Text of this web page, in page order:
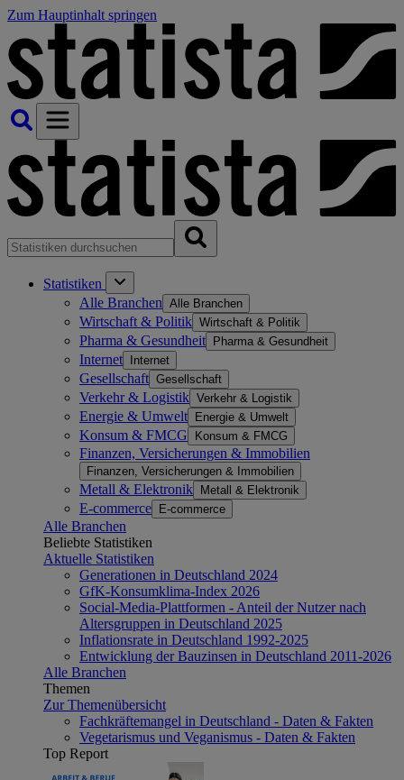
Zum Hauptinhalt springen
Statistiken
Alle Branchen Alle Branchen
Wirtschaft & Politik Wirtschaft & Politik
Pharma & Gesundheit Pharma & Gesundheit
Internet Internet
Gesellschaft Gesellschaft
Verkehr & Logistik Verkehr & Logistik
Energie & Umwelt Energie & Umwelt
Konsum & FMCG Konsum & FMCG
Finanzen, Versicherungen & Immobilien
Finanzen, Versicherungen & Immobilien
Metall & Elektronik Metall & Elektronik
E-commerce E-commerce
Alle Branchen
Beliebte Statistiken
Aktuelle Statistiken
Generationen in Deutschland 2024
GfK-Konsumklima-Index 2026
Social-Media-Plattformen - Anteil der Nutzer nach
Altersgruppen in Deutschland 2025
Inflationsrate in Deutschland 1992-2025
Entwicklung der Bauzinsen in Deutschland 2011-2026
Alle Branchen
Themen
Zur Themenübersicht
Fachkräftemangel in Deutschland - Daten & Fakten
Vegetarismus und Veganismus - Daten & Fakten
Top Report